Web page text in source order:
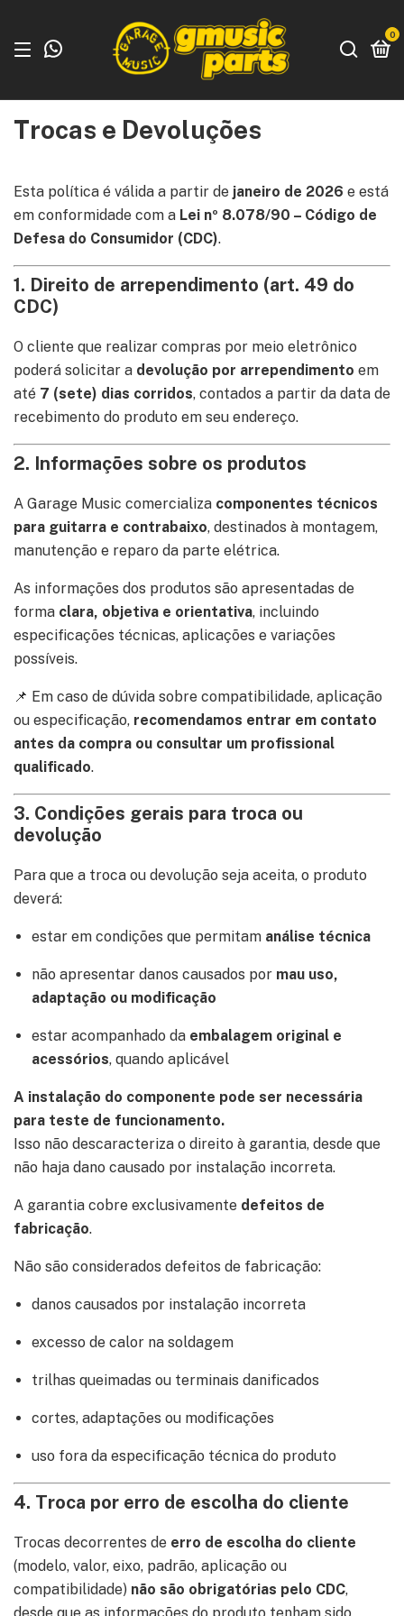
0
Trocas e Devoluções
Esta política é válida a partir de janeiro de 2026 e está
em conformidade com a Lei nº 8.078/90 – Código de
Defesa do Consumidor (CDC).
1. Direito de arrependimento (art. 49 do
CDC)
O cliente que realizar compras por meio eletrônico
poderá solicitar a devolução por arrependimento em
até 7 (sete) dias corridos, contados a partir da data de
recebimento do produto em seu endereço.
2. Informações sobre os produtos
A Garage Music comercializa componentes técnicos
para guitarra e contrabaixo, destinados à montagem,
manutenção e reparo da parte elétrica.
As informações dos produtos são apresentadas de
forma clara, objetiva e orientativa, incluindo
especificações técnicas, aplicações e variações
possíveis.
📌 Em caso de dúvida sobre compatibilidade, aplicação
ou especificação, recomendamos entrar em contato
antes da compra ou consultar um profissional
qualificado.
3. Condições gerais para troca ou
devolução
Para que a troca ou devolução seja aceita, o produto
deverá:
estar em condições que permitam análise técnica
não apresentar danos causados por mau uso,
adaptação ou modificação
estar acompanhado da embalagem original e
acessórios, quando aplicável
A instalação do componente pode ser necessária
para teste de funcionamento.
Isso não descaracteriza o direito à garantia, desde que
não haja dano causado por instalação incorreta.
A garantia cobre exclusivamente defeitos de
fabricação.
Não são considerados defeitos de fabricação:
danos causados por instalação incorreta
excesso de calor na soldagem
trilhas queimadas ou terminais danificados
cortes, adaptações ou modificações
uso fora da especificação técnica do produto
4. Troca por erro de escolha do cliente
Trocas decorrentes de erro de escolha do cliente
(modelo, valor, eixo, padrão, aplicação ou
compatibilidade) não são obrigatórias pelo CDC,